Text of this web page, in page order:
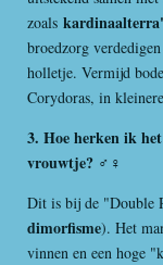
zoals
broedzorg
holletje. Vermijd
Corydoras, in
3. Hoe herken ik
vrouwtje? ♂️♀️
Dit is bij de "Double
dimorfisme). Het
vinnen en een hoge